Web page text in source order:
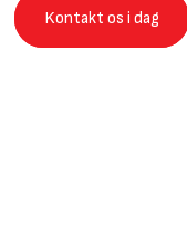
Kontakt os i dag​